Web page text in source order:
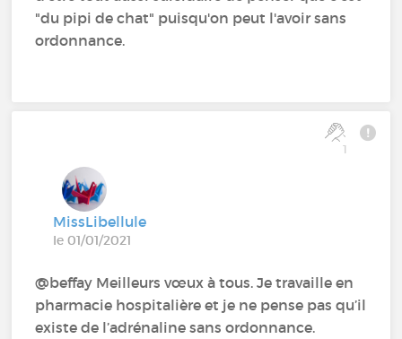
"du pipi de chat" puisqu'on peut l'avoir sans
ordonnance.
1
MissLibellule
le 01/01/2021
@beffay‍ Meilleurs vœux à tous. Je travaille en
pharmacie hospitalière et je ne pense pas qu’il
existe de l’adrénaline sans ordonnance.